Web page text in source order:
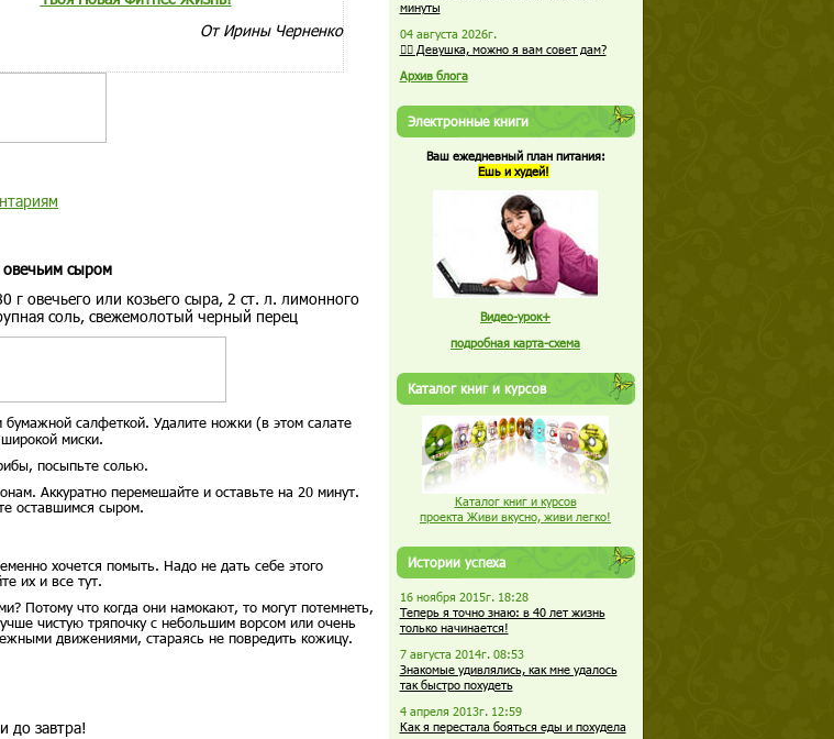
От Ирины Черненко
сыром
г овечьего или козьего сыра, 2 ст. л. лимонного
соль, свежемолотый черный перец
салфеткой. Удалите ножки (в этом салате
миски.
посыпьте солью.
Аккуратно перемешайте и оставьте на 20 минут.
оставшимся сыром.
хочется помыть. Надо не дать себе этого
их и все тут.
Потому что когда они намокают, то могут потемнеть,
чистую тряпочку с небольшим ворсом или очень
движениями, стараясь не повредить кожицу.
до завтра!
минуты
04 августа 2026г.
🏋️‍♀️ Девушка, можно я вам совет дам?
Архив блога
Электронные книги
Ваш ежедневный план питания:
Ешь и худей!
Видео-урок+
подробная карта-схема
Каталог книг и курсов
Каталог книг и курсов
проекта Живи вкусно, живи легко!
Истории успеха
16 ноября 2015г. 18:28
Теперь я точно знаю: в 40 лет жизнь
только начинается!
7 августа 2014г. 08:53
Знакомые удивлялись, как мне удалось
так быстро похудеть
4 апреля 2013г. 12:59
Как я перестала бояться еды и похудела